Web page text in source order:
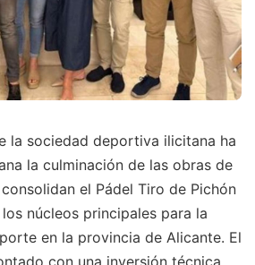
la sociedad deportiva ilicitana ha
la culminación de las obras de
el Pádel Tiro de Pichón
núcleos principales para la
en la provincia de Alicante. El